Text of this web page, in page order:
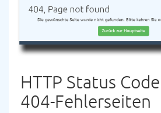
HTTP Status
404-Fehlerseiten